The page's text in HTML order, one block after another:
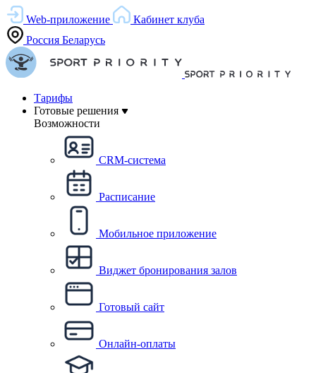
Web-приложение
Кабинет клуба
Россия Беларусь
Тарифы
Готовые решения
Возможности
CRM-система
Расписание
Мобильное приложение
Виджет бронирования залов
Готовый сайт
Онлайн-оплаты